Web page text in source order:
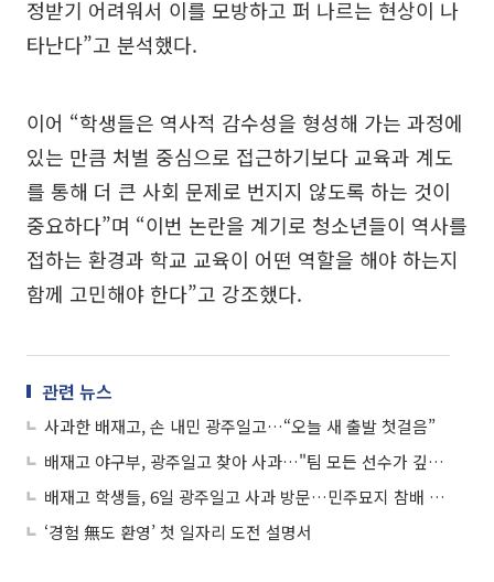
정받기 어려워서 이를 모방하고 퍼 나르는 현상이 나
타난다”고 분석했다.
이어 “학생들은 역사적 감수성을 형성해 가는 과정에
있는 만큼 처벌 중심으로 접근하기보다 교육과 계도
를 통해 더 큰 사회 문제로 번지지 않도록 하는 것이
중요하다”며 “이번 논란을 계기로 청소년들이 역사를
접하는 환경과 학교 교육이 어떤 역할을 해야 하는지
함께 고민해야 한다”고 강조했다.
관련 뉴스
사과한 배재고, 손 내민 광주일고…“오늘 새 출발 첫걸음”
배재고 야구부, 광주일고 찾아 사과…"팀 모든 선수가 깊이 반성"
배재고 학생들, 6일 광주일고 사과 방문…민주묘지 참배 계획
‘경험 無도 환영’ 첫 일자리 도전 설명서